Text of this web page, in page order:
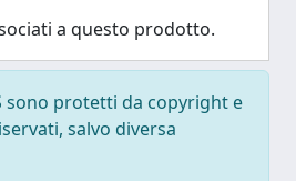
a questo prodotto.
sono protetti da copyright e
salvo diversa